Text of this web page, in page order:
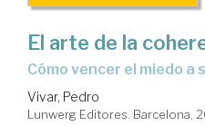
El arte de la
cómo vencer el miedo a
Vivar, Pedro
Lunwerg Editores. Barcelona,